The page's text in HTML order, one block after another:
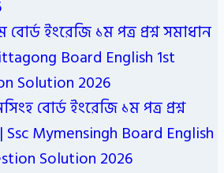
বোর্ড ইংরেজি ১ম পত্র প্রশ্ন সমাধান
Board English 1st
Solution 2026
বোর্ড ইংরেজি ১ম পত্র প্রশ্ন
Mymensingh Board English
Solution 2026